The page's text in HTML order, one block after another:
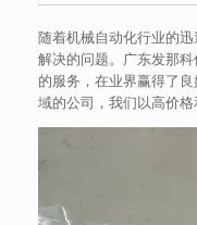
随着机械自动化行业的
解决的问题。广东发那
的服务，在业界赢得了
域的公司，我们以高价格